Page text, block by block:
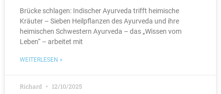
Brücke schlagen: Indischer Ayurveda trifft heimische
Kräuter – Sieben Heilpflanzen des Ayurveda und ihre
heimischen Schwestern Ayurveda – das „Wissen vom
Leben“ – arbeitet mit
WEITERLESEN »
Richard 12/10/2025